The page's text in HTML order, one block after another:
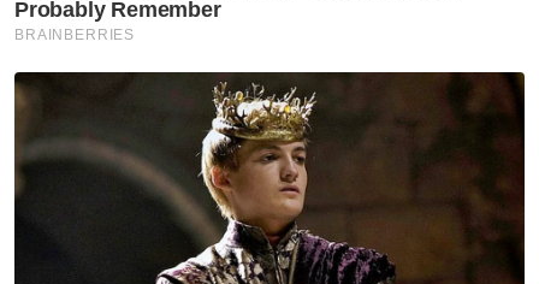
Warga Emas Ditahan
Artikel Disyorkan